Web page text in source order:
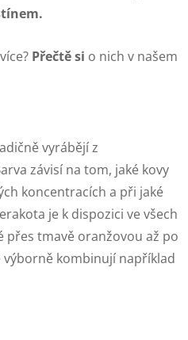
Přečtě si o nich v našem
vyrábějí z
závisí na tom, jaké kovy
koncentracích a při jaké
je k dispozici ve všech
přes tmavě oranžovou až po
výborně kombinují například